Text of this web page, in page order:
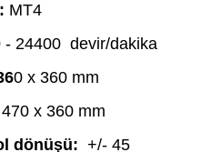
MT4
- 24400 devir/dakika
0 x 360 mm
470 x 360 mm
dönüşü: +/- 45